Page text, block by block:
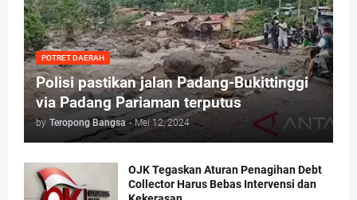
POTRET DAERAH
Polisi pastikan jalan Padang-Bukittinggi
via Padang Pariaman terputus
by Teropong Bangsa - Mei 12, 2024
OJK Tegaskan Aturan Penagihan Debt
Collector Harus Bebas Intervensi dan